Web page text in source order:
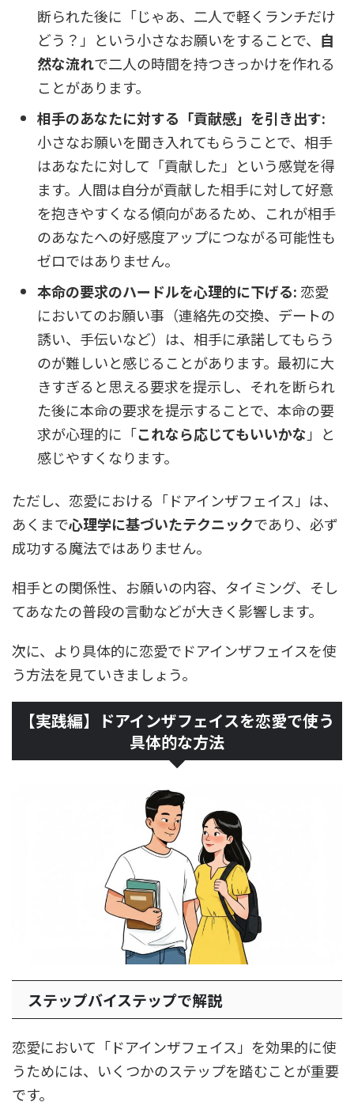
断られた後に「じゃあ、二人で軽くランチだけ
どう？」という小さなお願いをすることで、 自
然な流れで二人の時間を持つきっかけを作れる
ことがあります。
相手のあなたに対する「貢献感」を引き出す:
小さなお願いを聞き入れてもらうことで、相手
はあなたに対して「貢献した」という感覚を得
ます。人間は自分が貢献した相手に対して好意
を抱きやすくなる傾向があるため、これが相手
のあなたへの好感度アップにつながる可能性も
ゼロではありません。
本命の要求のハードルを心理的に下げる: 恋愛
においてのお願い事（連絡先の交換、デートの
誘い、手伝いなど）は、相手に承諾してもらう
のが難しいと感じることがあります。最初に大
きすぎると思える要求を提示し、それを断られ
た後に本命の要求を提示することで、本命の要
求が心理的に「これなら応じてもいいかな 」と
感じやすくなります。
ただし、恋愛における「ドアインザフェイス」は、
あくまで心理学に基づいたテクニックであり、必ず
成功する魔法ではありません。
相手との関係性、お願いの内容、タイミング、そし
てあなたの普段の言動などが大きく影響します。
次に、より具体的に恋愛でドアインザフェイスを使
う方法を見ていきましょう。
【実践編】ドアインザフェイスを恋愛で使う
具体的な方法
ステップバイステップで解説
恋愛において「ドアインザフェイス」を効果的に使
うためには、いくつかのステップを踏むことが重要
です。